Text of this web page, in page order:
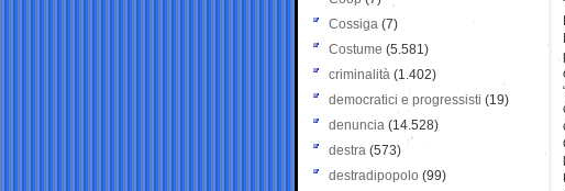
Cossiga (7)
Costume (5.581)
criminalità (1.402)
democratici e progressisti (19)
denuncia (14.528)
destra (573)
destradipopolo (99)